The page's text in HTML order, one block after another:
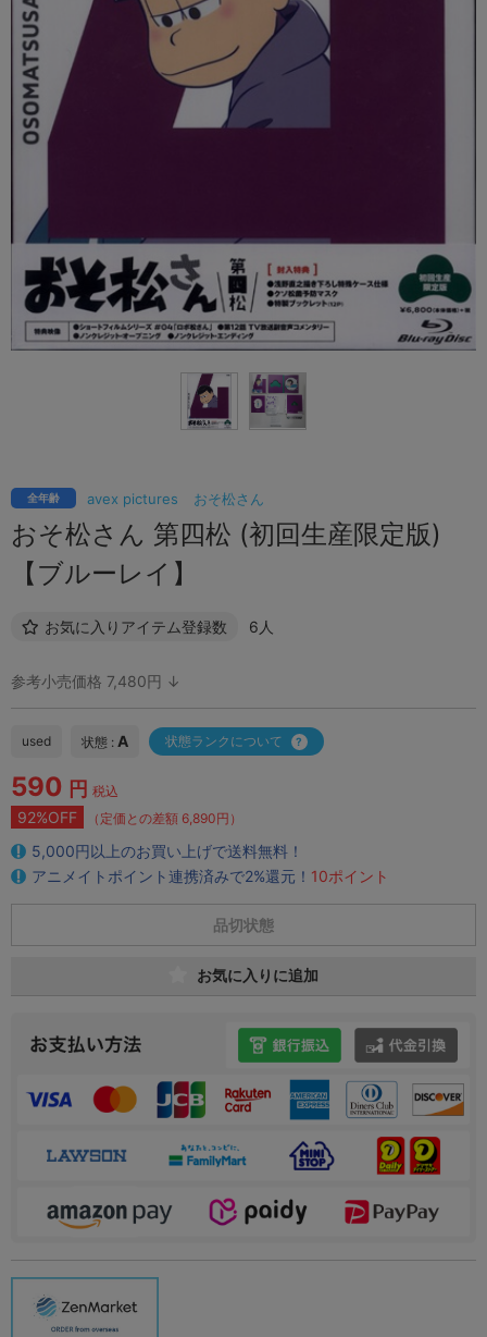
avex pictures おそ松さん
全年齢
おそ松さん 第四松 (初回生産限定版)
【ブルーレイ】
お気に入りアイテム登録数 6人
参考小売価格 7,480円 ↓
used 状態 : A 状態ランクについて
590 円 税込
92%OFF （定価との差額 6,890円）
5,000円以上のお買い上げで送料無料！
アニメイトポイント連携済みで2%還元！ 10ポイント
品切状態
お気に入りに追加